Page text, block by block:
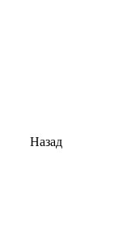
Назад